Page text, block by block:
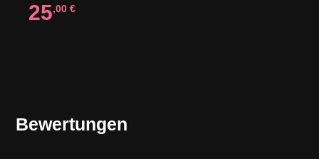
25,00€
Bewertungen